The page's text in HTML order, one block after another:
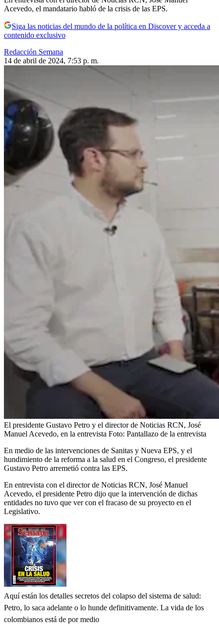
Acevedo, el mandatario habló de la crisis de las EPS.
Siga las noticias del mundo de la política en Discover y acceda a
contenido exclusivo
Redacción Semana
14 de abril de 2024, 7:53 p. m.
El presidente Gustavo Petro y el director de Noticias RCN, José
Manuel Acevedo, en la entrevista Foto: Pantallazo de la entrevista
En medio de las intervenciones de Sanitas y Nueva EPS, y el
hundimiento de la reforma a la salud en el Congreso, el presidente
Gustavo Petro arremetió contra las EPS.
En entrevista con el director de Noticias RCN, José Manuel
Acevedo, el presidente Petro dijo que la intervención de dichas
entidades no tuvo que ver con el fracaso de su proyecto en el
Legislativo.
Aquí están los detalles secretos del colapso del sistema de salud:
Petro, lo saca adelante o lo hunde definitivamente. La vida de los
colombianos está de por medio